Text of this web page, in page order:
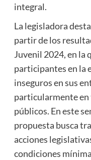
integral.
La legisladora
partir de los
Juvenil 2024, en la
participantes en la
inseguros en sus
particularmente en
públicos. En este
propuesta busca
acciones
condiciones